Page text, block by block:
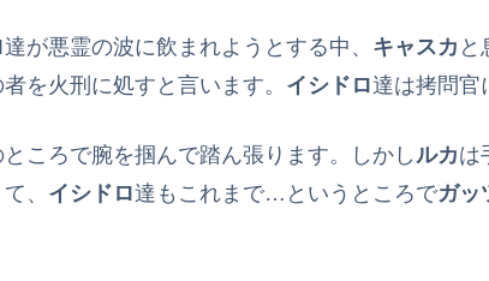
達が悪霊の波に飲まれようとする中、 キャスカ と
を火刑に処すと言います。 イシドロ達は拷問官
ころで腕を掴んで踏ん張ります。しかし ルカは
、 イシドロ達もこれまで…というところでガッ